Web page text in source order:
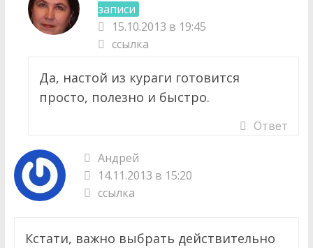
записи
15.10.2013 в 19:45
ссылка
Да, настой из кураги готовится
просто, полезно и быстро.
Ответ
Андрей
14.11.2013 в 15:20
ссылка
Кстати, важно выбрать действительно